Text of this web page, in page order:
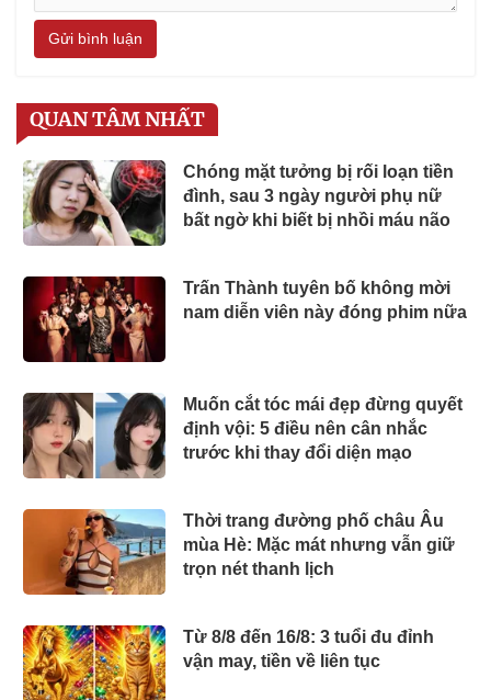
Gửi bình luận
QUAN TÂM NHẤT
Chóng mặt tưởng bị rối loạn tiền
đình, sau 3 ngày người phụ nữ
bất ngờ khi biết bị nhồi máu não
Trấn Thành tuyên bố không mời
nam diễn viên này đóng phim nữa
Muốn cắt tóc mái đẹp đừng quyết
định vội: 5 điều nên cân nhắc
trước khi thay đổi diện mạo
Thời trang đường phố châu Âu
mùa Hè: Mặc mát nhưng vẫn giữ
trọn nét thanh lịch
Từ 8/8 đến 16/8: 3 tuổi đu đỉnh
vận may, tiền về liên tục